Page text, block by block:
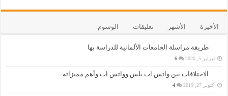
الأخيرة الأشهر تعليقات الوسوم
طريقة مراسلة الجامعات الألمانية للدراسة بها
فبراير 5, 2020 6
الاختلافات بين واتس اب بلس وواتس اب وأهم مميزاته
أكتوبر 27, 2019 4